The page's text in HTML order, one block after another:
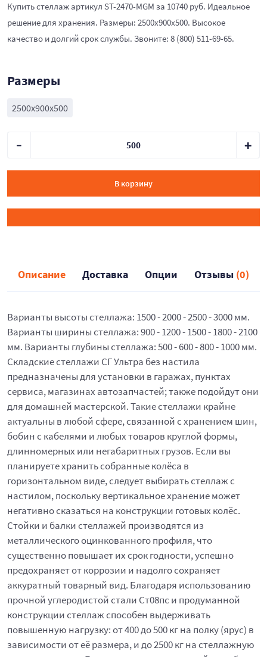
Купить стеллаж артикул ST-2470-MGM за 10740 руб. Идеальное
решение для хранения. Размеры: 2500x900x500. Высокое
качество и долгий срок службы. Звоните: 8 (800) 511-69-65.
Размеры
2500x900x500
В корзину
Описание Доставка Опции Отзывы (0)
Варианты высоты стеллажа: 1500 - 2000 - 2500 - 3000 мм.
Варианты ширины стеллажа: 900 - 1200 - 1500 - 1800 - 2100
мм. Варианты глубины стеллажа: 500 - 600 - 800 - 1000 мм.
Складские стеллажи СГ Ультра без настила
предназначены для установки в гаражах, пунктах
сервиса, магазинах автозапчастей; также подойдут они
для домашней мастерской. Такие стеллажи крайне
актуальны в любой сфере, связанной с хранением шин,
бобин с кабелями и любых товаров круглой формы,
длинномерных или негабаритных грузов. Если вы
планируете хранить собранные колёса в
горизонтальном виде, следует выбирать стеллаж с
настилом, поскольку вертикальное хранение может
негативно сказаться на конструкции готовых колёс.
Стойки и балки стеллажей производятся из
металлического оцинкованного профиля, что
существенно повышает их срок годности, успешно
предохраняет от коррозии и надолго сохраняет
аккуратный товарный вид. Благодаря использованию
прочной углеродистой стали Ст08пс и продуманной
конструкции стеллаж способен выдерживать
повышенную нагрузку: от 400 до 500 кг на полку (ярус) в
зависимости от её размера, и до 2500 кг на стеллажную